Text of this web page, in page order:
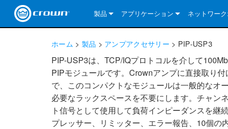
製品
CDi 4|300
CDi 2|600
CDi 4|600
CDi 2|1200
CDi DriveCore Series- BLU Link
CDi 2|300BL
CDi 4|300BL
CDi 4|600BL
CDi 2|600BL
CDi SeriesCDi 1000
CDi 2000
CDi 4000
CDi 6000
Commercial Series
135MA
160MA
ComTech SeriesComTech D Series
CTD-2125
CTD-4125
ComTech DriveCore Series
CT 475
DCi DriveCore Series
DriveCore Install Analog Series
DCi 2|300
アプリケーション
I-Tech HD
CDi
Commercial
ComTech
Recording Broadcast DCi
ComTech
Portable PA XLi Series
XTi 2 Series
XLS
Cinema DCi
XLC Series
Tour Sound I-Tech HD
ネットワー
BLU link
Dante
CobraNet
AVB
ホーム > 製品 > アンプアクセサリー > PIP-USP3
PIP-USP3は、TCP/IQプロトコルを介して
PIPモジュールです。Crownアンプに直接取り
で、このコンパクトなモジュールは一般的なオ
必要なラックスペースを不要にします。チャン
ト信号として使用して負荷インピーダンスを
プレッサー、リミッター、エラー報告、10個の